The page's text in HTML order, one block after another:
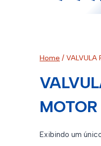
Home / VALVULA
Exibindo um